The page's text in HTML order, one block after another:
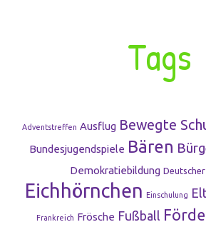
Tags
Adventstreffen Ausflug Bewegte
Bundesjugendspiele Bären
Demokratiebildung
Eichhörnchen Einschulung
Frankreich Frösche Fußball